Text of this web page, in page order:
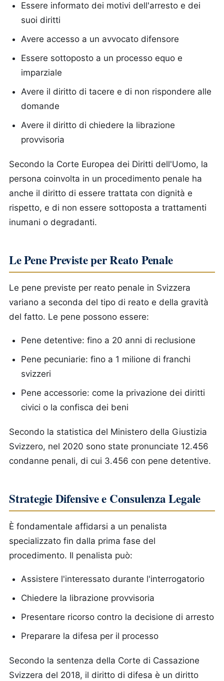
Essere informato dei motivi dell'arresto e dei
suoi diritti
Avere accesso a un avvocato difensore
Essere sottoposto a un processo equo e
imparziale
Avere il diritto di tacere e di non rispondere alle
domande
Avere il diritto di chiedere la librazione
provvisoria
Secondo la Corte Europea dei Diritti dell'Uomo, la
persona coinvolta in un procedimento penale ha
anche il diritto di essere trattata con dignità e
rispetto, e di non essere sottoposta a trattamenti
inumani o degradanti.
Le Pene Previste per Reato Penale
Le pene previste per reato penale in Svizzera
variano a seconda del tipo di reato e della gravità
del fatto. Le pene possono essere:
Pene detentive: fino a 20 anni di reclusione
Pene pecuniarie: fino a 1 milione di franchi
svizzeri
Pene accessorie: come la privazione dei diritti
civici o la confisca dei beni
Secondo la statistica del Ministero della Giustizia
Svizzero, nel 2020 sono state pronunciate 12.456
condanne penali, di cui 3.456 con pene detentive.
Strategie Difensive e Consulenza Legale
È fondamentale affidarsi a un penalista
specializzato fin dalla prima fase del
procedimento. Il penalista può:
Assistere l'interessato durante l'interrogatorio
Chiedere la librazione provvisoria
Presentare ricorso contro la decisione di arresto
Preparare la difesa per il processo
Secondo la sentenza della Corte di Cassazione
Svizzera del 2018, il diritto di difesa è un diritto